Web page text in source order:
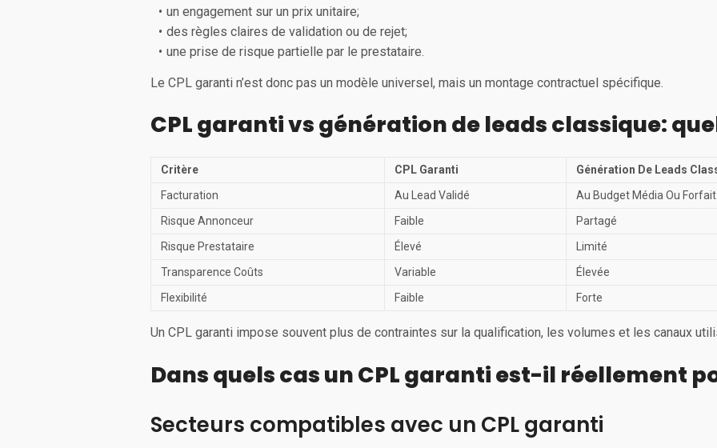
un engagement sur un prix unitaire;
des règles claires de validation ou de rejet;
une prise de risque partielle par le prestataire.
Le CPL garanti n’est donc pas un modèle universel, mais un montage contractuel spécifique.
CPL garanti vs génération de leads classique:
Critère CPL Garanti
Génération De Leads
Facturation
Au Lead Validé
Au Budget Média Ou Forfait
Risque Annonceur
Faible
Partagé
Risque Prestataire
Élevé
Limité
Transparence Coûts
Variable
Élevée
Flexibilité
Faible Forte
Un CPL garanti impose souvent plus de contraintes sur la qualification, les volumes et les canaux
Dans quels cas un CPL garanti est-il réellement
Secteurs compatibles avec un CPL garanti